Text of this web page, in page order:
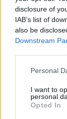
disclosure of
IAB’s list of
also be
Downstream
Personal
I want to
personal
Opted In
Tourbillon
Pour résoudre
Escape à